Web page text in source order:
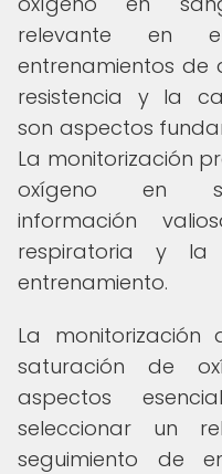
relevante en
entrenamientos de
resistencia y la
son aspectos
La monitorización
oxígeno en
información
respiratoria y la
entrenamiento.
La
saturación de
aspectos
seleccionar un
seguimiento de